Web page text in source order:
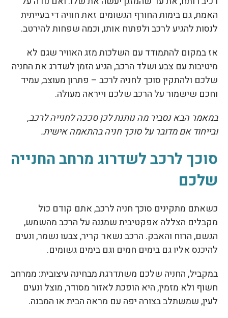
האמת, גם בימות החורף הגשומים זאת חוויה די בעייתית
לנסות להגיע לרכב ולפתוח אותו, וכמה שפחות להירטב.
אז במקום להתמודד עם השלכות מזג האוויר שגם לא
מיטיבות עם צבע ושלד הרכב, הגיע הזמן לשדרג את החניה
שלכם ולהתקין סוכך לחניה לרכב – פתרון מעוצב, עמיד
וחכם שישמור על הרכב שלכם וייראה מעולה.
במאמר הבא נסביר מה נותנת לכן סככה לחנייה לרכב,
ובייחוד אם מדובר על סוכך חניה בהתאמה אישית.
סוכך לרכב לשדרוג מרחב החנייה
שלכם
כשאתם מתקינים סוכך חניה לרכב, אתם קודם כול
מקבלים הצללה אפקטיבית שמגנה על הרכב מהשמש,
הגשם, הרוח והאבק. הרכב נשאר קריר, צבעו נשמר, ונעים
להיכנס אליו גם בימים חמים וגם בימים גשומים.
במקביל, החניה שלכם משתדרגת מבחינה עיצובית: ממרחב
חשוף ולא מזמין, היא הופכת לאזור מסודר, מוצל ונעים
לעין, שמשתלב בצורה יפה עם מראה הבית או המבנה.